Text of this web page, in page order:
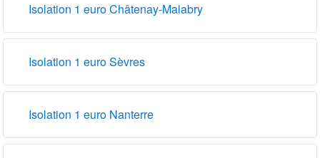
Isolation 1 euro Châtenay-Malabry
Isolation 1 euro Sèvres
Isolation 1 euro Nanterre